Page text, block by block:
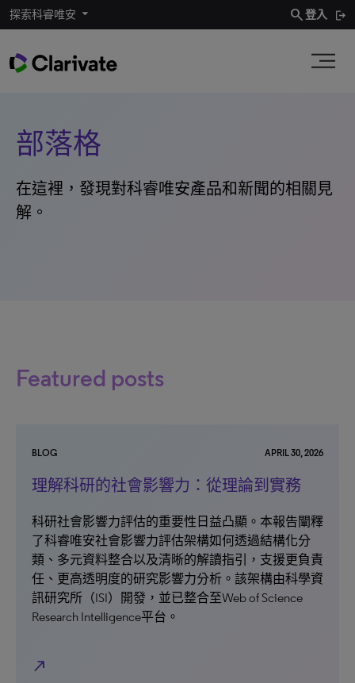
探索科睿唯安 search登入
部落格
在這裡，發現對科睿唯安產品和新聞的相關見
解。
Featured posts
BLOG APRIL 30, 2026
理解科研的社會影響力：從理論到實務
科研社會影響力評估的重要性日益凸顯。本報告闡釋
了科睿唯安社會影響力評估架構如何透過結構化分
類、多元資料整合以及清晰的解讀指引，支援更負責
任、更高透明度的研究影響力分析。該架構由科學資
訊研究所（ISI）開發，並已整合至Web of Science
Research Intelligence平台。
north_east